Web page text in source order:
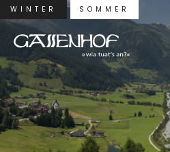
WINTER SOMMER